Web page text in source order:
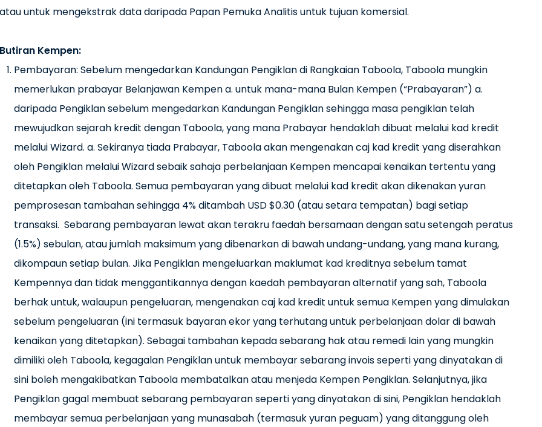
atau untuk mengekstrak data daripada Papan Pemuka Analitis untuk tujuan komersial.
Butiran Kempen:
Pembayaran: Sebelum mengedarkan Kandungan Pengiklan di Rangkaian Taboola, Taboola mungkin
memerlukan prabayar Belanjawan Kempen a. untuk mana-mana Bulan Kempen (“Prabayaran”) a.
daripada Pengiklan sebelum mengedarkan Kandungan Pengiklan sehingga masa pengiklan telah
mewujudkan sejarah kredit dengan Taboola, yang mana Prabayar hendaklah dibuat melalui kad kredit
melalui Wizard. a. Sekiranya tiada Prabayar, Taboola akan mengenakan caj kad kredit yang diserahkan
oleh Pengiklan melalui Wizard sebaik sahaja perbelanjaan Kempen mencapai kenaikan tertentu yang
ditetapkan oleh Taboola. Semua pembayaran yang dibuat melalui kad kredit akan dikenakan yuran
pemprosesan tambahan sehingga 4% ditambah USD $0.30 (atau setara tempatan) bagi setiap
transaksi. Sebarang pembayaran lewat akan terakru faedah bersamaan dengan satu setengah peratus
(1.5%) sebulan, atau jumlah maksimum yang dibenarkan di bawah undang-undang, yang mana kurang,
dikompaun setiap bulan. Jika Pengiklan mengeluarkan maklumat kad kreditnya sebelum tamat
Kempennya dan tidak menggantikannya dengan kaedah pembayaran alternatif yang sah, Taboola
berhak untuk, walaupun pengeluaran, mengenakan caj kad kredit untuk semua Kempen yang dimulakan
sebelum pengeluaran (ini termasuk bayaran ekor yang terhutang untuk perbelanjaan dolar di bawah
kenaikan yang ditetapkan). Sebagai tambahan kepada sebarang hak atau remedi lain yang mungkin
dimiliki oleh Taboola, kegagalan Pengiklan untuk membayar sebarang invois seperti yang dinyatakan di
sini boleh mengakibatkan Taboola membatalkan atau menjeda Kempen Pengiklan. Selanjutnya, jika
Pengiklan gagal membuat sebarang pembayaran seperti yang dinyatakan di sini, Pengiklan hendaklah
membayar semua perbelanjaan yang munasabah (termasuk yuran peguam) yang ditanggung oleh